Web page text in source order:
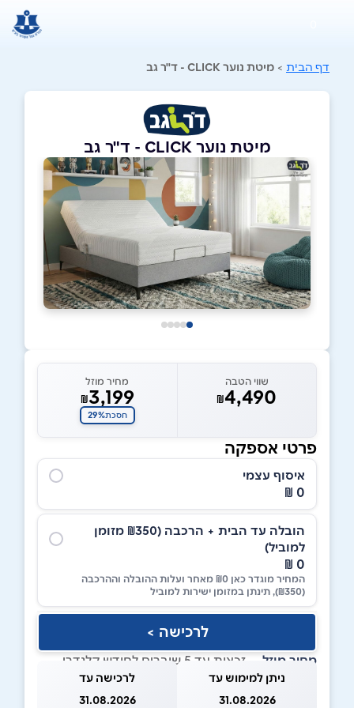
דף הבית > מיטת נוער CLICK - ד"ר גב
מיטת נוער CLICK - ד"ר גב
שווי הטבה
₪4,490
מחיר מוזל
₪3,199
חסכת29%
פרטי אספקה
איסוף עצמי
0 ₪
הובלה עד הבית + הרכבה (₪350 מזומן
למוביל)
0 ₪
המחיר מוגדר כאן ₪0 מאחר ועלות ההובלה וההרכבה
(₪350), תינתן במזומן ישירות למוביל
לרכישה >
מחיר מוזל — זכאות עד 5 שוברים לחודש קלנדרי
ניתן למימוש עד
31.08.2026
לרכישה עד
31.08.2026